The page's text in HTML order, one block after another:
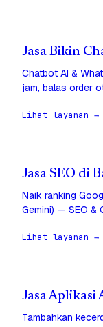
Jasa Bikin
Chatbot AI &
jam, balas order
Lihat layanan →
Jasa SEO di
Naik ranking
Gemini) — SEO &
Lihat layanan →
Jasa Aplikasi
Tambahkan